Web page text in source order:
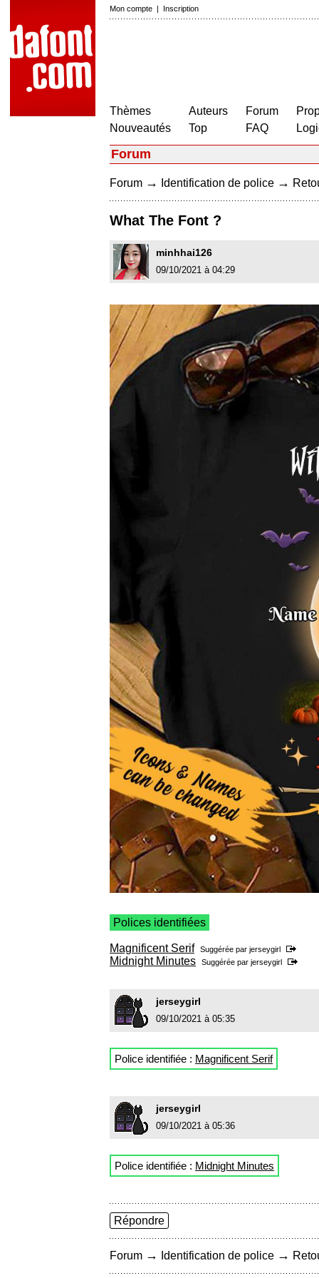
Mon compte | Inscription
Thèmes
Nouveautés
Auteurs
Top
Forum
FAQ
Forum
Forum → Identification de police →
What The Font ?
minhhai126
09/10/2021 à 04:29
Polices identifiées
Magnificent Serif Suggérée par jerseygirl
Midnight Minutes Suggérée par jerseygirl
jerseygirl
09/10/2021 à 05:35
Police identifiée : Magnificent Serif
jerseygirl
09/10/2021 à 05:36
Police identifiée : Midnight Minutes
Répondre
Forum → Identification de police →